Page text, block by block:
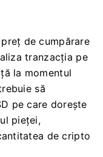
sau de
atunci când
Dacă prețul pieței
va continua
ordine.